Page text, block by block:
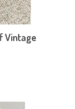
Vintage